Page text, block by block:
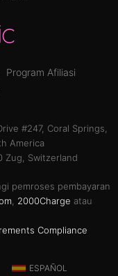
Program Afiliasi
#247, Coral Springs,
America
Zug, Switzerland
pemroses pembayaran
, 2000Charge atau
Compliance
ESPAÑOL